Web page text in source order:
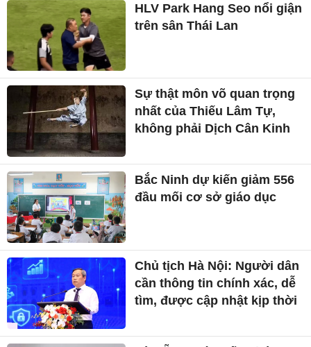
HLV Park Hang Seo nổi giận
trên sân Thái Lan
Sự thật môn võ quan trọng
nhất của Thiếu Lâm Tự,
không phải Dịch Cân Kinh
Bắc Ninh dự kiến giảm 556
đầu mối cơ sở giáo dục
Chủ tịch Hà Nội: Người dân
cần thông tin chính xác, dễ
tìm, được cập nhật kịp thời